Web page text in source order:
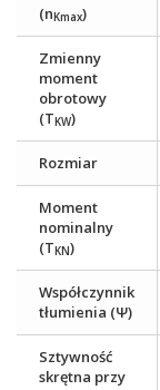
(n Kmax)
Zmienny
moment
obrotowy
(T KW)
Rozmiar
Moment
nominalny
(T KN)
Współczynnik
tłumienia (Ψ)
Sztywność
skrętna przy